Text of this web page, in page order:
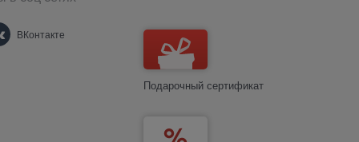
ВКонтакте
Подарочный сертификат